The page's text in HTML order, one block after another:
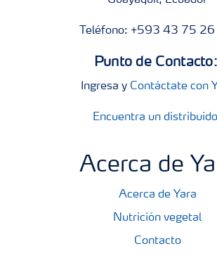
Teléfono: +593 43 75
Punto de Contacto:
Ingresa y Contáctate con
Encuentra un
Acerca de
Acerca de Yara
Nutrición vegetal
Contacto